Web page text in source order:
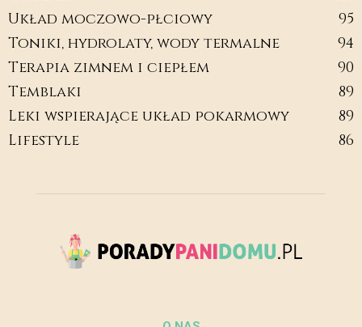
Układ moczowo-płciowy
95
Toniki, hydrolaty, wody termalne
94
Terapia zimnem i ciepłem
90
Temblaki
89
Leki wspierające układ pokarmowy
89
Lifestyle
86